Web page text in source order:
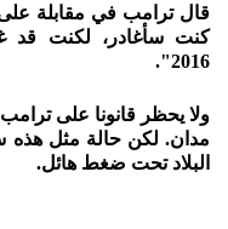
قال ترامب في مقابلة على
كنت سأغادر، لكنت قد
2016".
ولا يحظر قانونا على
مدان. لكن حالة مثل هذه
البلاد تحت ضغط هائل.